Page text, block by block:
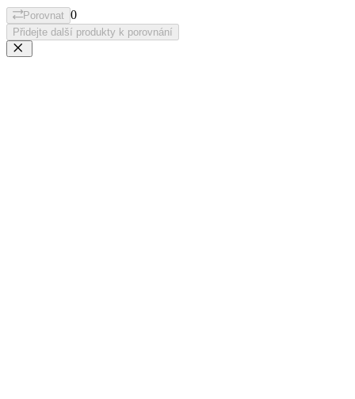
Porovnat 0
Přidejte další produkty k porovnání